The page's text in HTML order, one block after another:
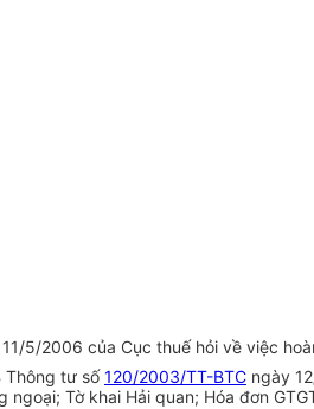
5/2006 của Cục thuế hỏi về việc
Thông tư số120/2003/TT-BTC ngày
Tờ khai Hải quan; Hóa đơn